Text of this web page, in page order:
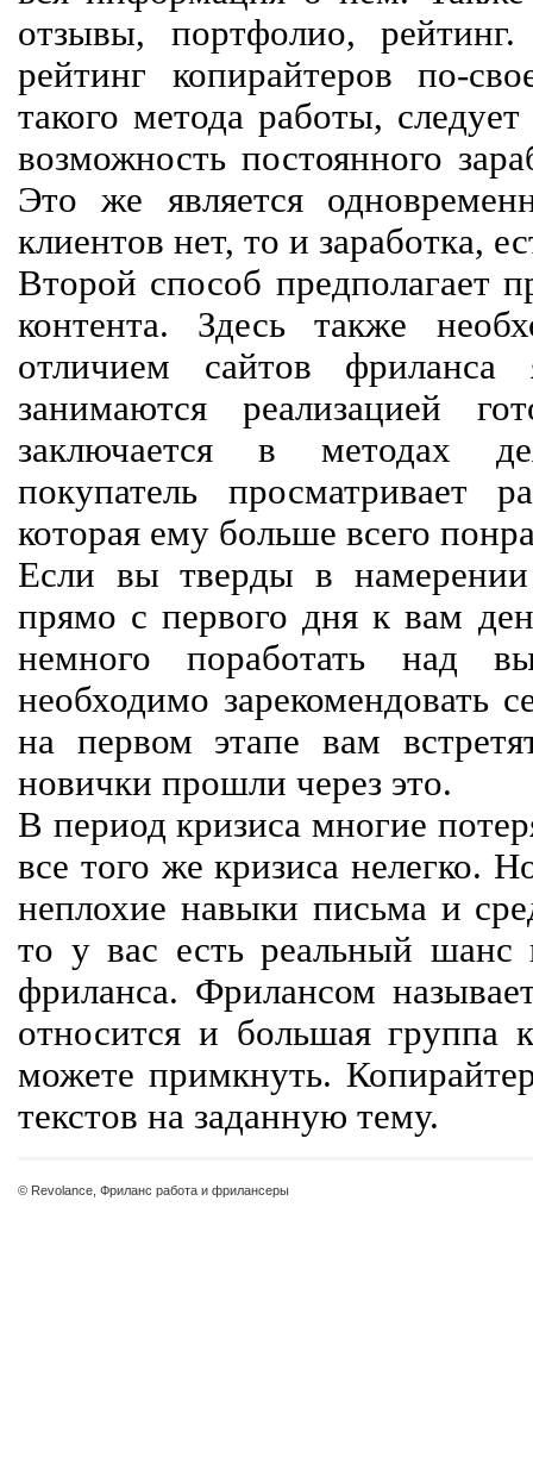
отзывы, портфолио,
рейтинг копирайтеров по-
такого метода работы,
возможность постоянного
Это же является
клиентов нет, то и заработка,
Второй способ предполагает
контента. Здесь также
отличием сайтов
занимаются реализацией
заключается в методах
покупатель просматривает
которая ему больше всего
Если вы тверды в
прямо с первого дня к вам
немного поработать над
необходимо зарекомендовать
на первом этапе вам
новички прошли через это.
В период кризиса многие
все того же кризиса нелегко.
неплохие навыки письма и
то у вас есть реальный шанс
фриланса. Фрилансом
относится и большая группа
можете примкнуть.
текстов на заданную тему.
© Revolance, Фриланс работа и фрилансеры